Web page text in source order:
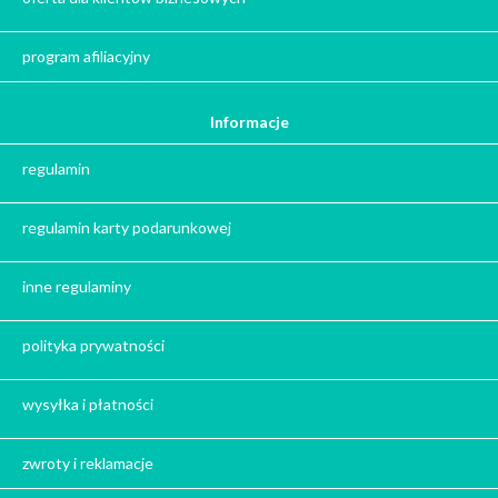
Herbata - podziękowanie dla gości
Ile gram ma łyżeczka do herbaty?
Prezent na święta
Prezent dla chłopaka na święta
Prezent dla koleżanki na święta
Prezent dla mamy na święta
program afiliacyjny
Informacje
regulamin
regulamin karty podarunkowej
inne regulaminy
polityka prywatności
wysyłka i płatności
zwroty i reklamacje